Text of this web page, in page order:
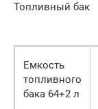
Топливный бак
Емкость
топливного
бака 64+2 л